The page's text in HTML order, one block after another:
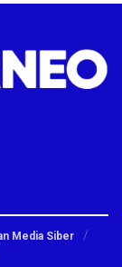
Media Siber